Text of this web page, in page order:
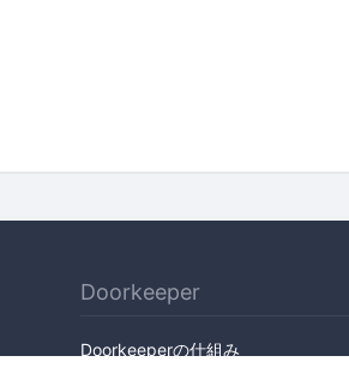
Doorkeeper
Doorkeeperの仕組み